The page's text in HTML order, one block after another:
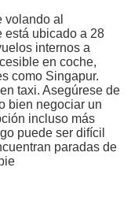
al
está ubicado a 28
internos a
en coche,
como Singapur.
taxi. Asegúrese de
bien negociar un
incluso más
puede ser difícil
paradas de